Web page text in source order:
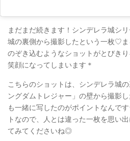
まだまだ続きます！シンデレラ城シ
城の裏側から撮影したという一枚♡
のぞき込むようなショットがとびき
笑顔になってしまいます＊
こちらのショットは、シンデレラ城
ングダムトレジャー」の壁から撮影
も一緒に写したのがポイントなんで
トなので、人とは違った一枚を思い
てみてくださいね◎